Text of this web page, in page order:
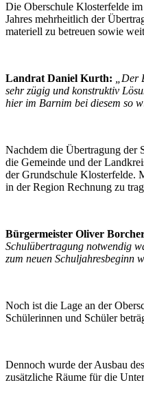
Die Oberschule Klosterfelde
Jahres mehrheitlich der
materiell zu betreuen sowie
Landrat Daniel Kurth:
sehr zügig und konstruktiv
hier im Barnim bei diesem so
Nachdem die Übertragung der
die Gemeinde und der
der Grundschule Klosterfelde.
in der Region Rechnung zu
Bürgermeister Oliver
Schulübertragung notwendig
zum neuen Schuljahresbeginn
Noch ist die Lage an der
Schülerinnen und Schüler
Dennoch wurde der Ausbau
zusätzliche Räume für die